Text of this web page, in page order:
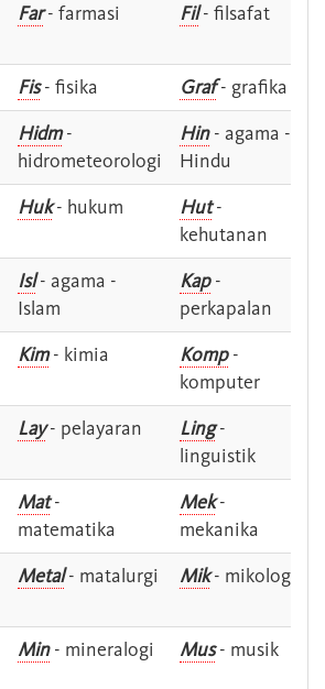
Far- farmasi Fil- filsafat
Fis- fisika Graf- grafika
Hidm-
hidrometeorologi
Hin- agama -
Hindu
Huk- hukum Hut-
kehutanan
Isl- agama -
Islam
Kap-
perkapalan
Kim- kimia Komp-
komputer
Lay- pelayaran Ling-
linguistik
Mat-
matematika
Mek-
mekanika
Metal- matalurgi Mik- mikologi
Min- mineralogi Mus- musik